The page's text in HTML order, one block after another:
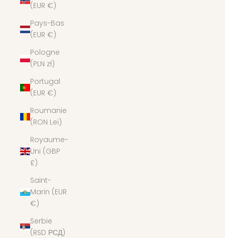
(EUR €)
Pays-Bas
(EUR €)
Pologne
(PLN zł)
Portugal
(EUR €)
Roumanie
(RON Lei)
Royaume-
Uni (GBP
£)
Saint-
Marin (EUR
€)
Serbie
(RSD РСД)